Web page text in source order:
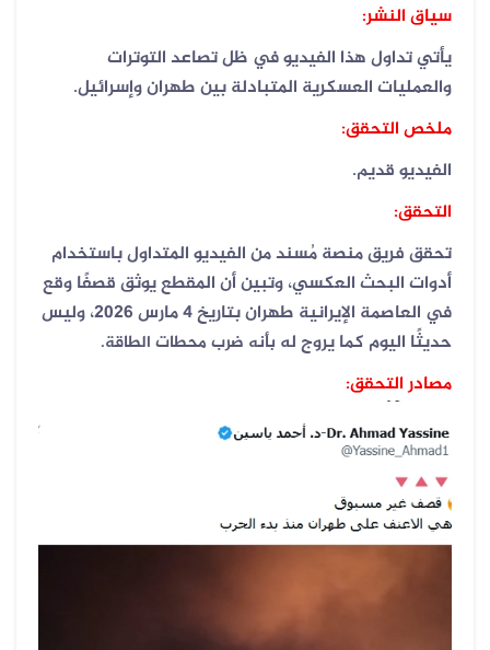
سياق النشر:
يأتي تداول هذا الفيديو في ظل تصاعد التوترات
والعمليات العسكرية المتبادلة بين طهران وإسرائيل.
ملخص التحقق:
الفيديو قديم.
التحقق:
تحقق فريق منصة مُسند من الفيديو المتداول باستخدام
أدوات البحث العكسي، وتبين أن المقطع يوثق قصفًا وقع
في العاصمة الإيرانية طهران بتاريخ 4 مارس 2026، وليس
حديثًا اليوم كما يروج له بأنه ضرب محطات الطاقة.
مصادر التحقق: